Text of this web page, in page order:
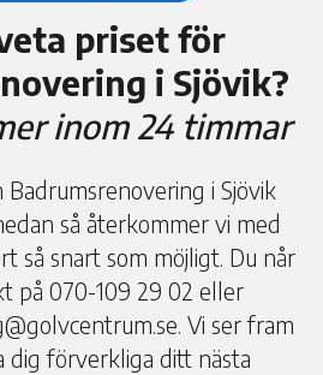
priset för
i Sjövik?
inom 24 timmar
i Sjövik
så återkommer vi med
så snart som möjligt. Du når
på 070-109 29 02 eller
Vi ser fram
dig förverkliga ditt nästa